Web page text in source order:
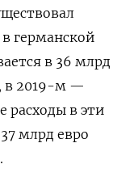
германской
в 36 млрд
в 2019-м —
расходы в эти
млрд евро